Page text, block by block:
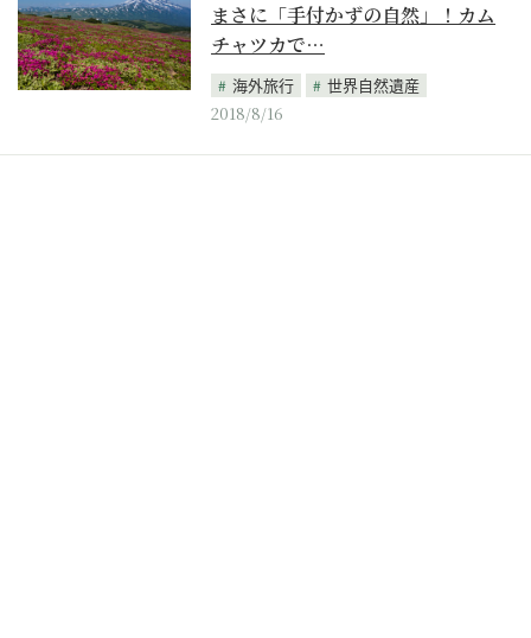
まさに「手付かずの自然」！カム
チャツカで…
海外旅行
世界自然遺産
2018/8/16